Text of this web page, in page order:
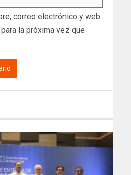
correo electrónico y web
la próxima vez que